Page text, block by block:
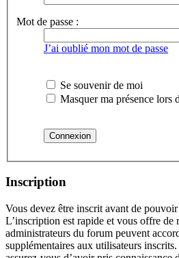
Mot de passe :
J’ai oublié mon mot de passe
Se souvenir de moi
Masquer ma présence lors
Inscription
Vous devez être inscrit avant de
L’inscription est rapide et vous offre de
administrateurs du forum peuvent
supplémentaires aux utilisateurs